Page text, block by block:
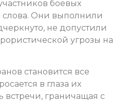
боевых
Они выполнили
не допустили
угрозы на
становится все
в глаза их
встречи, граничащая с